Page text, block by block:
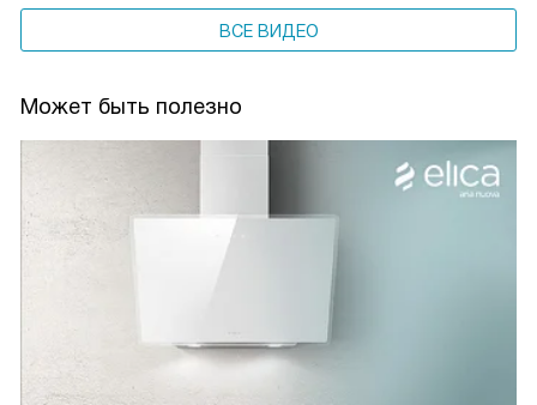
ВСЕ ВИДЕО
Может быть полезно